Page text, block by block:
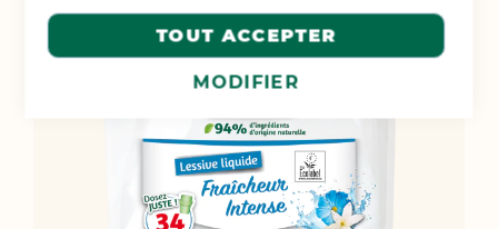
TOUT ACCEPTER
MODIFIER